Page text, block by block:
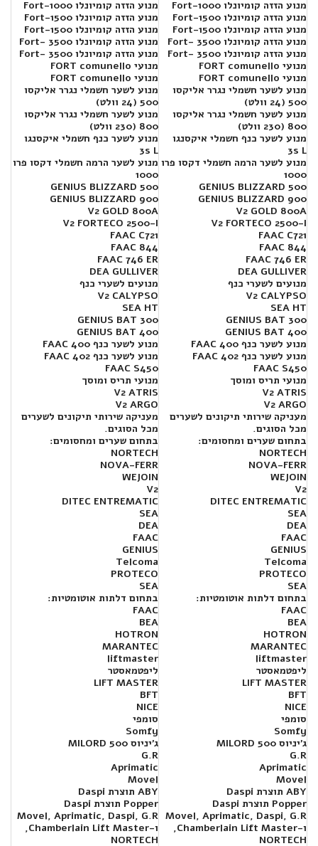
מנוע הזזה קומיונלו Fort-1000
מנוע הזזה קומיונלו Fort-1500
מנוע הזזה קומיונלו Fort-1500
מנוע הזזה קומיונלו Fort- 3500
מנוע הזזה קומיונלו Fort- 3500
מנועי FORT comunello
מנועי FORT comunello
מנוע לשער חשמלי נגרר אליקסו
500 (24 וולט)
מנוע לשער חשמלי נגרר אליקסו
800 (230 וולט)
מנוע לשער כנף חשמלי איקסנגו
3s L
מנוע לשער הרמה חשמלי דקסו פרו
1000
GENIUS BLIZZARD 500
GENIUS BLIZZARD 900
V2 GOLD 800A
V2 FORTECO 2500-I
FAAC C721
FAAC 844
FAAC 746 ER
DEA GULLIVER
מנועים לשערי כנף
V2 CALYPSO
SEA HT
300 GENIUS BAT
400 GENIUS BAT
מנוע לשער כנף FAAC 400
מנוע לשער כנף FAAC 402
FAAC S450
מנועי תריס ומוסך
V2 ATRIS
V2 ARGO
מעניקה שירותי תיקונים לשערים
מכל הסוגים.
בתחום שערים ומחסומים:
NORTECH
NOVA-FERR
WEJOIN
V2
DITEC ENTREMATIC
SEA
DEA
FAAC
GENIUS
Telcoma
PROTECO
SEA
בתחום דלתות אוטומטיות:
FAAC
BEA
HOTRON
MARANTEC
liftmaster
ליפטמאסטר
LIFT MASTER
BFT
NICE
סומפי
Somfy
ג'יניוס MILORD 500
G.R
Aprimatic
Movel
ABY תוצרת Daspi
Popper תוצרת Daspi
Movel, Aprimatic, Daspi, G.R
ו-Chamberlain Lift Master,
NORTECH
מנוע הזזה קומיונלו Fort-1000
מנוע הזזה קומיונלו Fort-1500
מנוע הזזה קומיונלו Fort-1500
מנוע הזזה קומיונלו Fort- 3500
מנוע הזזה קומיונלו Fort- 3500
מנועי FORT comunello
מנועי FORT comunello
מנוע לשער חשמלי נגרר אליקסו
500 (24 וולט)
מנוע לשער חשמלי נגרר אליקסו
800 (230 וולט)
מנוע לשער כנף חשמלי איקסנגו
3s L
מנוע לשער הרמה חשמלי דקסו פרו
1000
GENIUS BLIZZARD 500
GENIUS BLIZZARD 900
V2 GOLD 800A
V2 FORTECO 2500-I
FAAC C721
FAAC 844
FAAC 746 ER
DEA GULLIVER
מנועים לשערי כנף
V2 CALYPSO
SEA HT
300 GENIUS BAT
400 GENIUS BAT
מנוע לשער כנף FAAC 400
מנוע לשער כנף FAAC 402
FAAC S450
מנועי תריס ומוסך
V2 ATRIS
V2 ARGO
מעניקה שירותי תיקונים לשערים
מכל הסוגים.
בתחום שערים ומחסומים:
NORTECH
NOVA-FERR
WEJOIN
V2
DITEC ENTREMATIC
SEA
DEA
FAAC
GENIUS
Telcoma
PROTECO
SEA
בתחום דלתות אוטומטיות:
FAAC
BEA
HOTRON
MARANTEC
liftmaster
ליפטמאסטר
LIFT MASTER
BFT
NICE
סומפי
Somfy
ג'יניוס MILORD 500
G.R
Aprimatic
Movel
ABY תוצרת Daspi
Popper תוצרת Daspi
Movel, Aprimatic, Daspi, G.R
ו-Chamberlain Lift Master,
NORTECH